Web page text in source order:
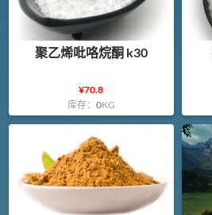
聚乙烯吡咯烷酮 k30
¥70.8
库存： 0KG